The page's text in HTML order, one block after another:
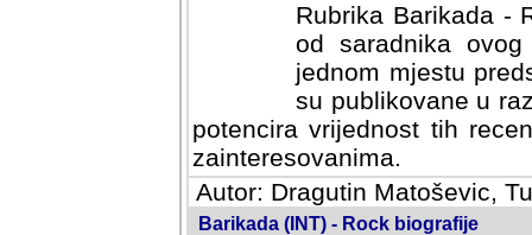
Rubrika Barikada -
od saradnika
jednom mjestu
su publikovane u
potencira vrijednost tih
zainteresovanima.
Autor: Dragutin Matoševic,
Barikada (INT) - Rock biografije